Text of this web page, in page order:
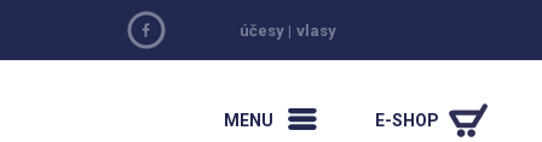
účesy | vlasy
MENU E-SHOP